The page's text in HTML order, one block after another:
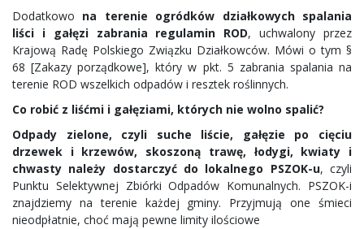
Dodatkowo na terenie ogródków działkowych spalania
liści i gałęzi zabrania regulamin ROD, uchwalony przez
Krajową Radę Polskiego Związku Działkowców. Mówi o tym §
68 [Zakazy porządkowe], który w pkt. 5 zabrania spalania na
terenie ROD wszelkich odpadów i resztek roślinnych.
Co robić z liśćmi i gałęziami, których nie wolno spalić?
Odpady zielone, czyli suche liście, gałęzie po cięciu
drzewek i krzewów, skoszoną trawę, łodygi, kwiaty i
chwasty należy dostarczyć do lokalnego PSZOK-u, czyli
Punktu Selektywnej Zbiórki Odpadów Komunalnych. PSZOK-i
znajdziemy na terenie każdej gminy. Przyjmują one śmieci
nieodpłatnie, choć mają pewne limity ilościowe